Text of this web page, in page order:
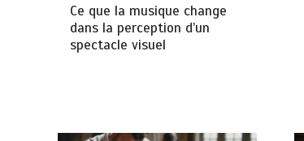
Ce que la musique change
dans la perception d’un
spectacle visuel